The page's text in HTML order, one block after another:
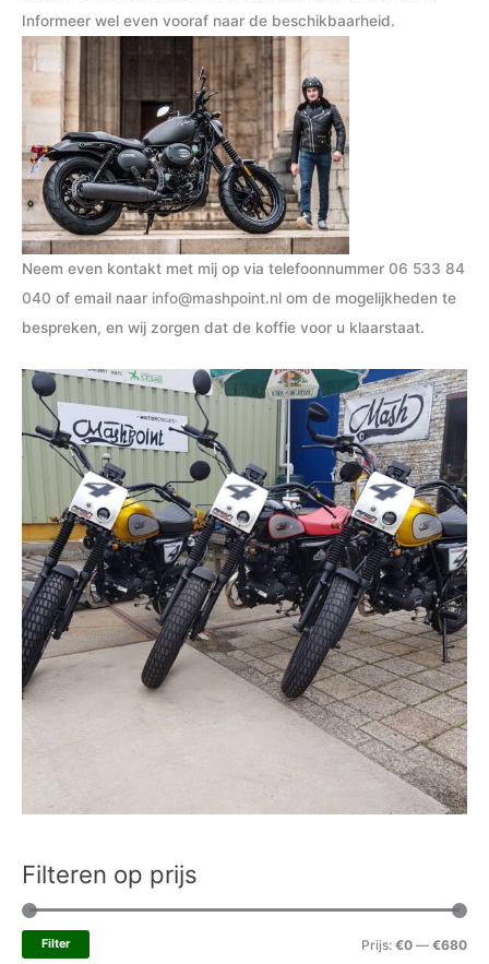
Informeer wel even vooraf naar de beschikbaarheid.
Neem even kontakt met mij op via telefoonnummer 06 533 84
040 of email naar info@mashpoint.nl om de mogelijkheden te
bespreken, en wij zorgen dat de koffie voor u klaarstaat.
Filteren op prijs
Filter Prijs: €0 — €680